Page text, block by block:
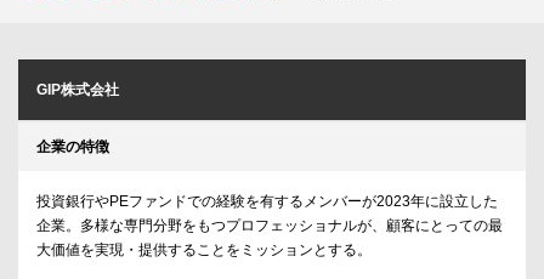
GIP株式会社
企業の特徴
投資銀行やPEファンドでの経験を有するメンバーが2023年に設立した
企業。多様な専門分野をもつプロフェッショナルが、顧客にとっての最
大価値を実現・提供することをミッションとする。